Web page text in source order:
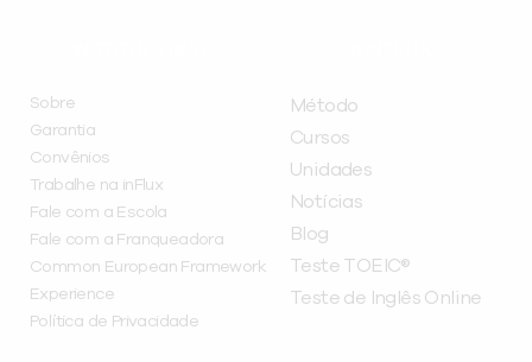
Sobre
Garantia
Convênios
Trabalhe na inFlux
Fale com a Escola
Fale com a Franqueadora
Common European Framework
Experience
Política de Privacidade
Método
Cursos
Unidades
Notícias
Blog
Teste TOEIC®
Teste de Inglês Online